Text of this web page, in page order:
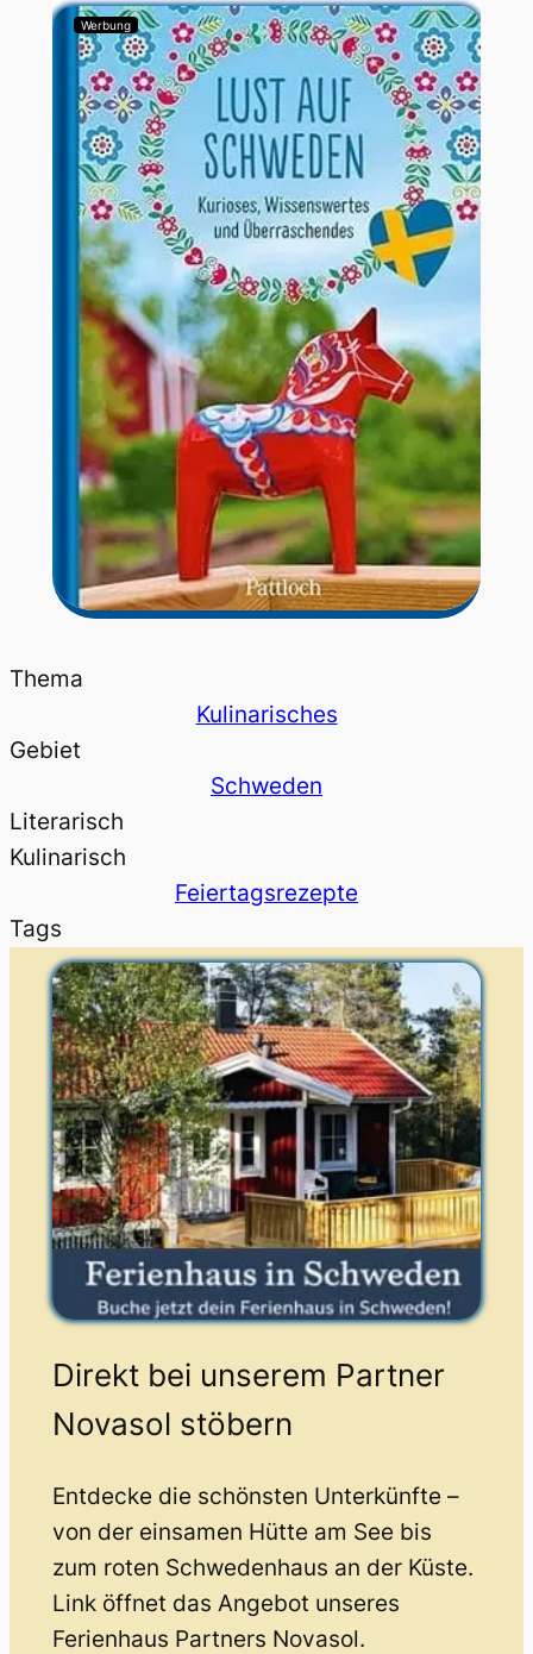
Werbung
Thema
Kulinarisches
Gebiet
Schweden
Literarisch
Kulinarisch
Feiertagsrezepte
Tags
Direkt bei unserem Partner
Novasol stöbern
Entdecke die schönsten Unterkünfte –
von der einsamen Hütte am See bis
zum roten Schwedenhaus an der Küste.
Link öffnet das Angebot unseres
Ferienhaus Partners Novasol.